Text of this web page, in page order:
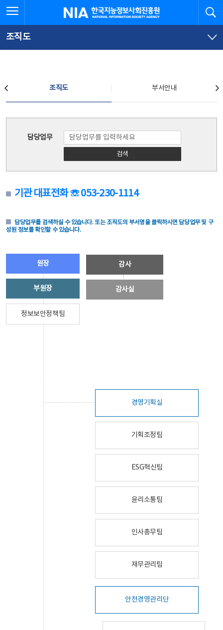
문
로
가
체
뉴
바
가
한국지능정보사회진흥원
조직도
조직도 부서안내
담당업무
검색
기관 대표전화 ☏ 053-230-1114
담당업무를 검색하실 수 있습니다. 또는 조직도의 부서명을 클릭하시면 담당업무 및 구
성원 정보를 확인할 수 있습니다.
원장
부원장
정보보안정책팀
감사
감사실
경영기획실
기획조정팀
ESG혁신팀
윤리소통팀
인사총무팀
재무관리팀
안전경영관리단